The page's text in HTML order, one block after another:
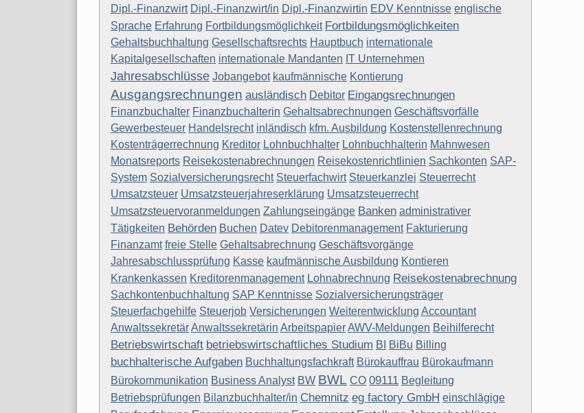
Dipl.-Finanzwirt Dipl.-Finanzwirt/in Dipl.-Finanzwirtin EDV Kenntnisse englische
Sprache Erfahrung Fortbildungsmöglichkeit Fortbildungsmöglichkeiten
Gehaltsbuchhaltung Gesellschaftsrechts Hauptbuch internationale
Kapitalgesellschaften internationale Mandanten IT Unternehmen
Jahresabschlüsse Jobangebot kaufmännische Kontierung
Ausgangsrechnungen ausländisch Debitor Eingangsrechnungen
Finanzbuchalter Finanzbuchalterin Gehaltsabrechnungen Geschäftsvorfälle
Gewerbesteuer Handelsrecht inländisch kfm. Ausbildung Kostenstellenrechnung
Kostenträgerrechnung Kreditor Lohnbuchhalter Lohnbuchhalterin Mahnwesen
Monatsreports Reisekostenabrechnungen Reisekostenrichtlinien Sachkonten SAP-
System Sozialversicherungsrecht Steuerfachwirt Steuerkanzlei Steuerrecht
Umsatzsteuer Umsatzsteuerjahreserklärung Umsatzsteuerrecht
Umsatzsteuervoranmeldungen Zahlungseingänge Banken administrativer
Tätigkeiten Behörden Buchen Datev Debitorenmanagement Fakturierung
Finanzamt freie Stelle Gehaltsabrechnung Geschäftsvorgänge
Jahresabschlussprüfung Kasse kaufmännische Ausbildung Kontieren
Krankenkassen Kreditorenmanagement Lohnabrechnung Reisekostenabrechnung
Sachkontenbuchhaltung SAP Kenntnisse Sozialversicherungsträger
Steuerfachgehilfe Steuerjob Versicherungen Weiterentwicklung Accountant
AnwaltssekretärAnwaltssekretärin ArbeitspapierAWV-Meldungen Beihilferecht
Betriebswirtschaft betriebswirtschaftliches Studium BI BiBu Billing
buchhalterische Aufgaben Buchhaltungsfachkraft Bürokauffrau Bürokaufmann
Bürokommunikation Business Analyst BW BWL CO 09111 Begleitung
Betriebsprüfungen Bilanzbuchhalter/in Chemnitz eg factory GmbH einschlägige